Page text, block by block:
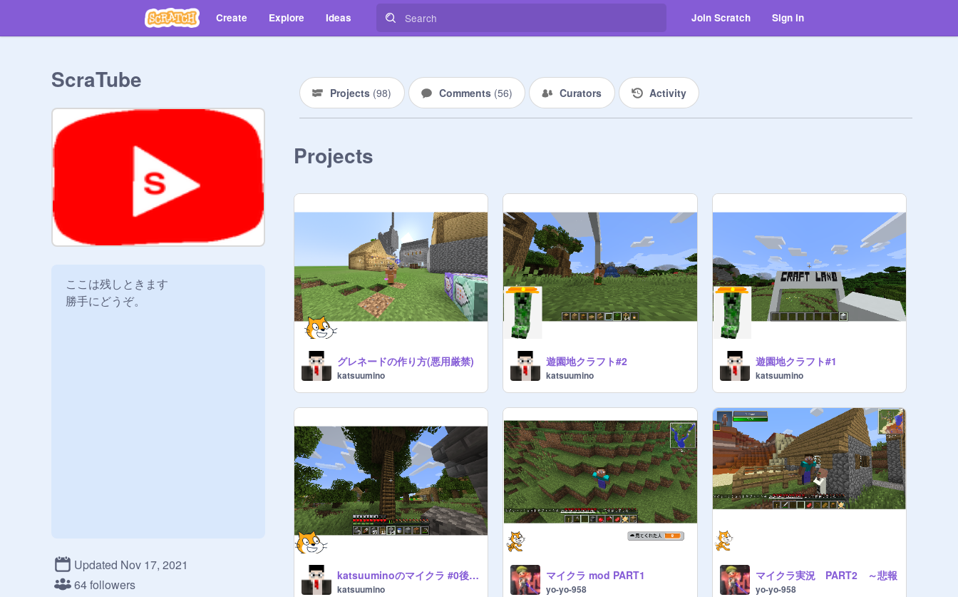
Create Explore Ideas Join Scratch Sign in
ScraTube
ここは残しときます
勝手にどうぞ。
Updated Nov 17, 2021
64 followers
Projects (98) Comments (56) Curators Activity
Projects
グレネードの作り方(悪用厳禁)
katsuumino
遊園地クラフト#2
katsuumino
遊園地クラフト#1
katsuumino
katsuuminoのマイクラ #0後編＆#1
katsuumino
マイクラ mod PART1
yo-yo-958
マイクラ実況 PART2 ～悲報
yo-yo-958